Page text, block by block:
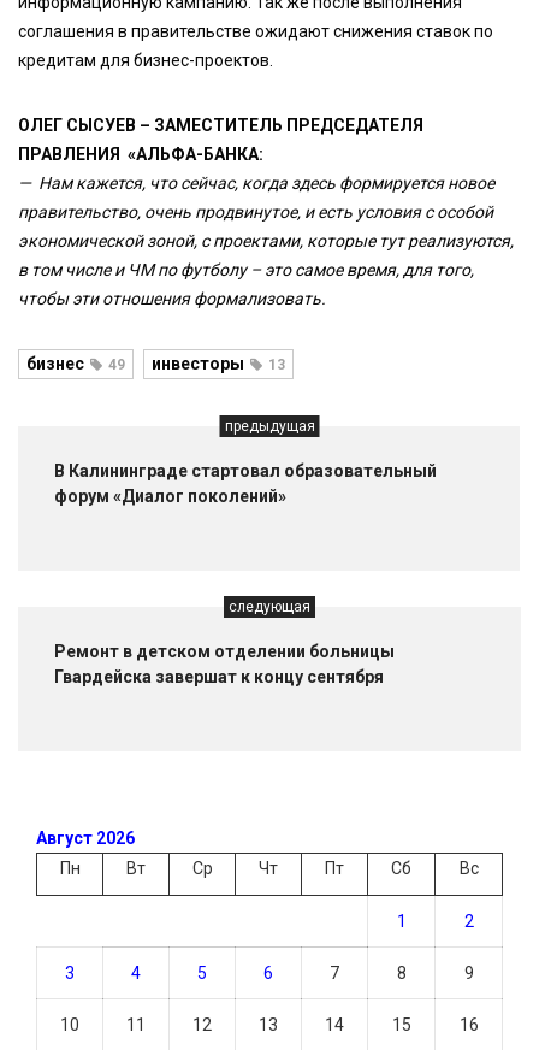
соглашения в правительстве ожидают снижения ставок по
кредитам для бизнес-проектов.
ОЛЕГ СЫСУЕВ – ЗАМЕСТИТЕЛЬ ПРЕДСЕДАТЕЛЯ
ПРАВЛЕНИЯ «АЛЬФА-БАНКА:
— Нам кажется, что сейчас, когда здесь формируется новое
правительство, очень продвинутое, и есть условия с особой
экономической зоной, с проектами, которые тут реализуются,
в том числе и ЧМ по футболу – это самое время, для того,
чтобы эти отношения формализовать.
бизнес 49 инвесторы 13
предыдущая
В Калининграде стартовал образовательный
форум «Диалог поколений»
следующая
Ремонт в детском отделении больницы
Гвардейска завершат к концу сентября
Август 2026
Пн
Вт Ср Чт Пт Сб Вс
1 2
3 4 5 6 7 8 9
10 11 12 13 14 15 16